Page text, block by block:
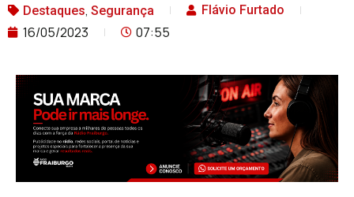
Destaques, Segurança Flávio Furtado
16/05/2023 07:55